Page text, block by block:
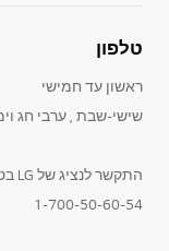
טלפון
ראשון עד חמישי
שישי-שבת , ערבי חג
התקשר לנציג של LG בטלפון
1-700-50-60-54